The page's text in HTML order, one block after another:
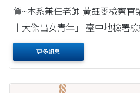
賀~本系兼任老師 黃鈺雯檢察官
十大傑出女青年」 臺中地檢署檢察官黃鈺雯因辦案表現卓
越，並長期積極投入公共事務，
十大傑出女青年」殊榮。頒獎典
更多訊息